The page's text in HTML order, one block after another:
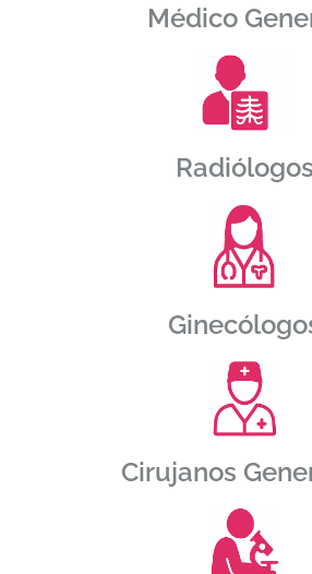
Médico
Radiólogos
Cirujanos